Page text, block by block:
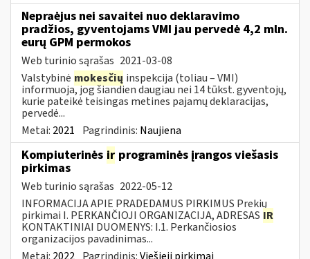
Nepraėjus nei savaitei nuo deklaravimo
pradžios, gyventojams VMI jau pervedė 4,2 mln.
eurų GPM permokos
Web turinio sąrašas 2021-03-08
Valstybinė mokesčių inspekcija (toliau – VMI)
informuoja, jog šiandien daugiau nei 14 tūkst. gyventojų,
kurie pateikė teisingas metines pajamų deklaracijas,
pervedė...
Metai: 2021 Pagrindinis: Naujiena
Kompiuterinės ir programinės įrangos viešasis
pirkimas
Web turinio sąrašas 2022-05-12
INFORMACIJA APIE PRADEDAMUS PIRKIMUS Prekių
pirkimai I. PERKANČIOJI ORGANIZACIJA, ADRESAS IR
KONTAKTINIAI DUOMENYS: I.1. Perkančiosios
organizacijos pavadinimas...
Metai: 2022 Pagrindinis:Viešieji pirkimai